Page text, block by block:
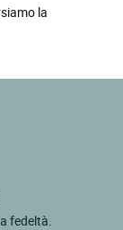
la
fedeltà.